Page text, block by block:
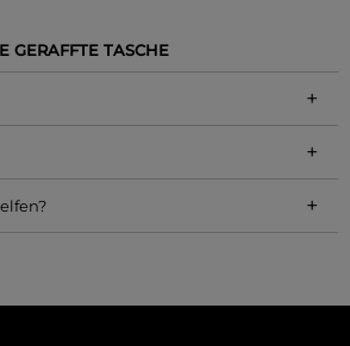
GERAFFTE TASCHE
+
+
+